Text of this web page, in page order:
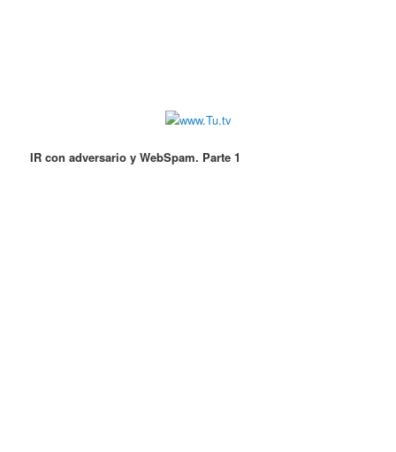
IR con adversario y WebSpam. Parte 1